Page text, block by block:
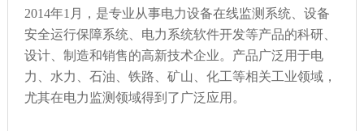
2014年1月，是专业从事电力设备在线监测系统、设备
安全运行保障系统、电力系统软件开发等产品的科研、
设计、制造和销售的高新技术企业。产品广泛用于电
力、水力、石油、铁路、矿山、化工等相关工业领域，
尤其在电力监测领域得到了广泛应用。